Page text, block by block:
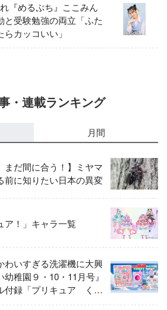
『めるぷち』ここみん
受験勉強の両立「ふた
カッコいい」
・連載ランキング
月間
まだ間に合う！】ミヤマ
前に知りたい日本の異変
ア！」キャラ一覧
わいすぎる洗濯機に大興
稚園９・10・11月号』
付録「プリキュア くる